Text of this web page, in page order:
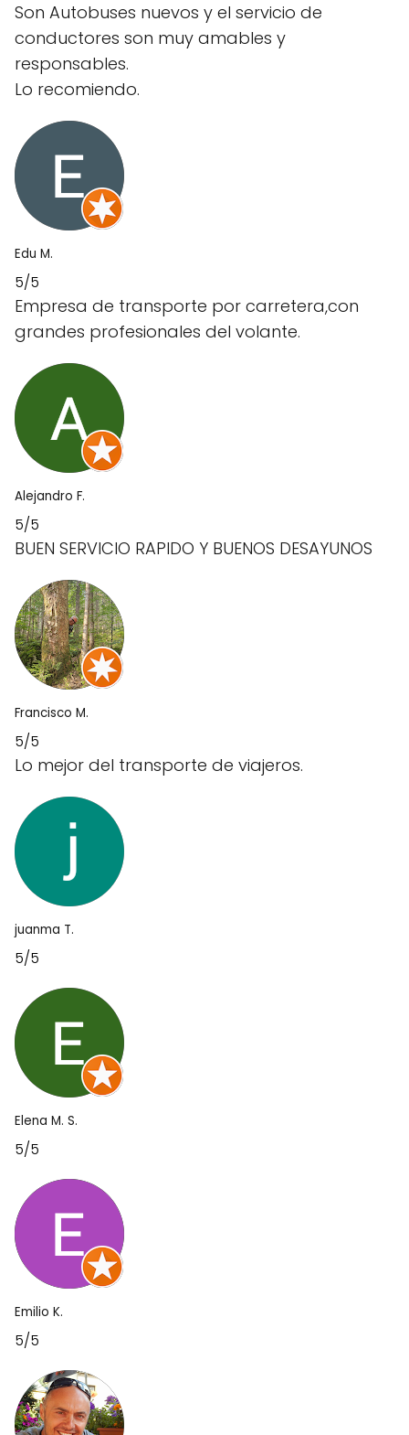
Son Autobuses nuevos y el servicio de
conductores son muy amables y
responsables.
Lo recomiendo.
Edu M.
5/5
Empresa de transporte por carretera,con
grandes profesionales del volante.
Alejandro F.
5/5
BUEN SERVICIO RAPIDO Y BUENOS DESAYUNOS
Francisco M.
5/5
Lo mejor del transporte de viajeros.
juanma T.
5/5
Elena M. S.
5/5
Emilio K.
5/5